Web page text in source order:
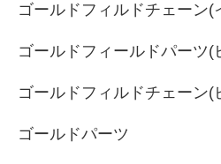
ゴールドフィルドチェーン(
ゴールドフィールドパーツ(
ゴールドフィルドチェーン(
ゴールドパーツ